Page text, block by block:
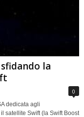
la
0
dedicata agli
satellite Swift (la Swift Boost